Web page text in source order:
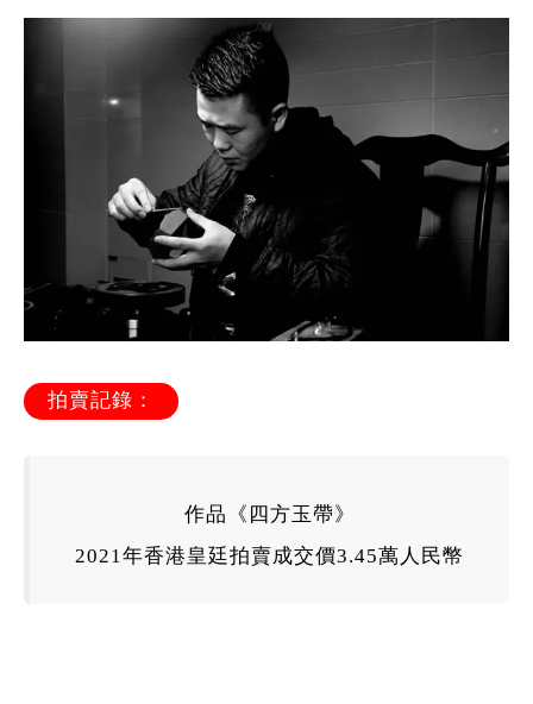
拍賣記錄：
作品《四方玉帶》
2021年香港皇廷拍賣成交價3.45萬人民幣